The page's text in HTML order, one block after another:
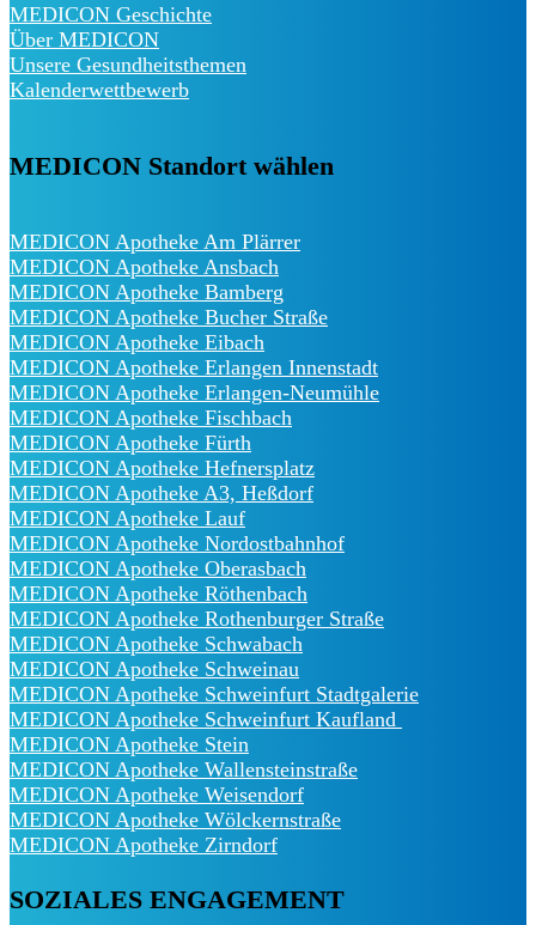
MEDICON Geschichte
Über MEDICON
Unsere Gesundheitsthemen
Kalenderwettbewerb
MEDICON Standort wählen
MEDICON Apotheke Am Plärrer
MEDICON Apotheke Ansbach
MEDICON Apotheke Bamberg
MEDICON Apotheke Bucher Straße
MEDICON Apotheke Eibach
MEDICON Apotheke Erlangen Innenstadt
MEDICON Apotheke Erlangen-Neumühle
MEDICON Apotheke Fischbach
MEDICON Apotheke Fürth
MEDICON Apotheke Hefnersplatz
MEDICON Apotheke A3, Heßdorf
MEDICON Apotheke Lauf
MEDICON Apotheke Nordostbahnhof
MEDICON Apotheke Oberasbach
MEDICON Apotheke Röthenbach
MEDICON Apotheke Rothenburger Straße
MEDICON Apotheke Schwabach
MEDICON Apotheke Schweinau
MEDICON Apotheke Schweinfurt Stadtgalerie
MEDICON Apotheke Schweinfurt Kaufland
MEDICON Apotheke Stein
MEDICON Apotheke Wallensteinstraße
MEDICON Apotheke Weisendorf
MEDICON Apotheke Wölckernstraße
MEDICON Apotheke Zirndorf
SOZIALES ENGAGEMENT